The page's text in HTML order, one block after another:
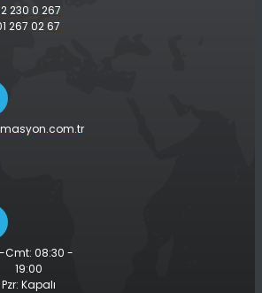
230 0 267
267 02 67
Cmt: 08:30 -
19:00
Pzr: Kapalı